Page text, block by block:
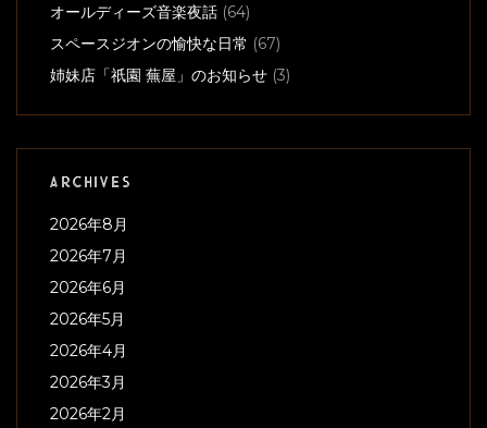
オールディーズ音楽夜話 (64)
スペースジオンの愉快な日常 (67)
姉妹店「祇園 蕪屋」のお知らせ (3)
ARCHIVES
2026年8月
2026年7月
2026年6月
2026年5月
2026年4月
2026年3月
2026年2月